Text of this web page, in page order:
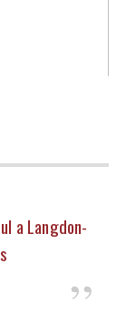
a Langdon-